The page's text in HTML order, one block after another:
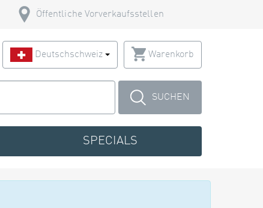
Öffentliche Vorverkaufsstellen
Deutschschweiz Warenkorb
SUCHEN
SPECIALS